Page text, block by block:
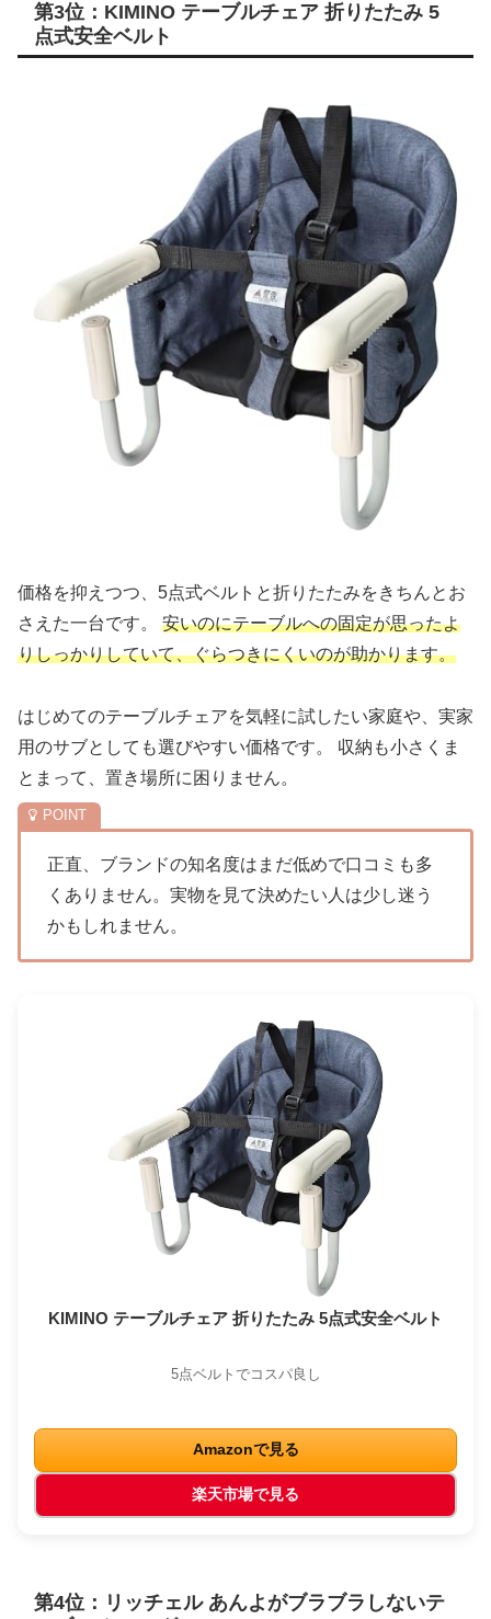
第3位：KIMINO テーブルチェア 折りたたみ 5
点式安全ベルト
価格を抑えつつ、5点式ベルトと折りたたみをきちんとお
さえた一台です。 安いのにテーブルへの固定が思ったよ
りしっかりしていて、ぐらつきにくいのが助かります。
はじめてのテーブルチェアを気軽に試したい家庭や、実家
用のサブとしても選びやすい価格です。 収納も小さくま
とまって、置き場所に困りません。
正直、ブランドの知名度はまだ低めで口コミも多
くありません。実物を見て決めたい人は少し迷う
かもしれません。
KIMINO テーブルチェア 折りたたみ 5点式安全ベルト
5点ベルトでコスパ良し
Amazonで見る
楽天市場で見る
第4位：リッチェル あんよがブラブラしないテ